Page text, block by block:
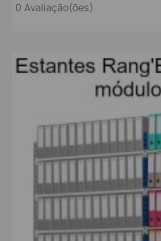
0 Avaliação(ões)